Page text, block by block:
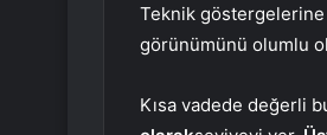
Teknik göstergelerine
görünümünü olumlu
Kısa vadede değerli